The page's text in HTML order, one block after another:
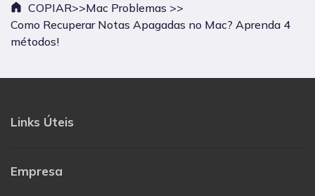
COPIAR>>Mac Problemas >>
Como Recuperar Notas Apagadas no Mac? Aprenda 4
métodos!
Links Úteis
Empresa